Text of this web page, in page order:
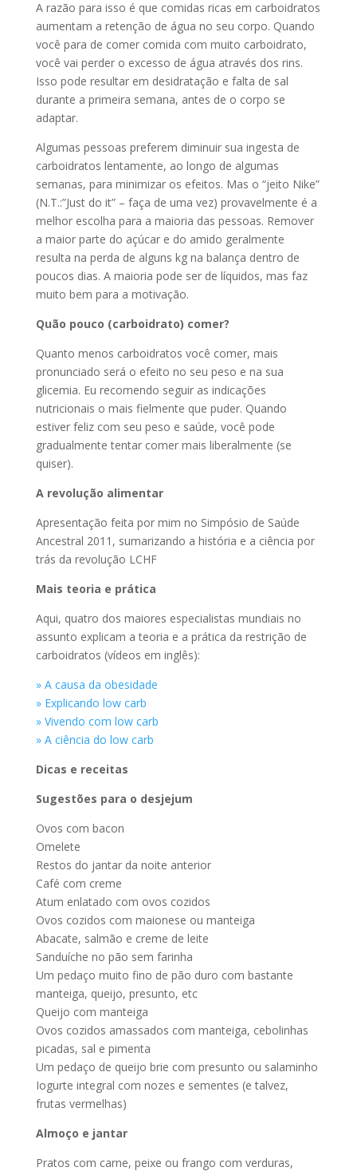
A razão para isso é que comidas ricas em carboidratos
aumentam a retenção de água no seu corpo. Quando
você para de comer comida com muito carboidrato,
você vai perder o excesso de água através dos rins.
Isso pode resultar em desidratação e falta de sal
durante a primeira semana, antes de o corpo se
adaptar.
Algumas pessoas preferem diminuir sua ingesta de
carboidratos lentamente, ao longo de algumas
semanas, para minimizar os efeitos. Mas o “jeito Nike”
(N.T.:”Just do it” – faça de uma vez) provavelmente é a
melhor escolha para a maioria das pessoas. Remover
a maior parte do açúcar e do amido geralmente
resulta na perda de alguns kg na balança dentro de
poucos dias. A maioria pode ser de líquidos, mas faz
muito bem para a motivação.
Quão pouco (carboidrato) comer?
Quanto menos carboidratos você comer, mais
pronunciado será o efeito no seu peso e na sua
glicemia. Eu recomendo seguir as indicações
nutricionais o mais fielmente que puder. Quando
estiver feliz com seu peso e saúde, você pode
gradualmente tentar comer mais liberalmente (se
quiser).
A revolução alimentar
Apresentação feita por mim no Simpósio de Saúde
Ancestral 2011, sumarizando a história e a ciência por
trás da revolução LCHF
Mais teoria e prática
Aqui, quatro dos maiores especialistas mundiais no
assunto explicam a teoria e a prática da restrição de
carboidratos (vídeos em inglês):
» A causa da obesidade
» Explicando low carb
» Vivendo com low carb
» A ciência do low carb
Dicas e receitas
Sugestões para o desjejum
Ovos com bacon
Omelete
Restos do jantar da noite anterior
Café com creme
Atum enlatado com ovos cozidos
Ovos cozidos com maionese ou manteiga
Abacate, salmão e creme de leite
Sanduíche no pão sem farinha
Um pedaço muito fino de pão duro com bastante
manteiga, queijo, presunto, etc
Queijo com manteiga
Ovos cozidos amassados com manteiga, cebolinhas
picadas, sal e pimenta
Um pedaço de queijo brie com presunto ou salaminho
Iogurte integral com nozes e sementes (e talvez,
frutas vermelhas)
Almoço e jantar
Pratos com carne, peixe ou frango com verduras,